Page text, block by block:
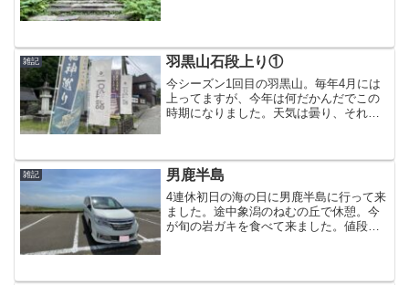
雑記 羽黒山石段上り①
今シーズン1回目の羽黒山。毎年4月には
上ってますが、今年は何だかんだでこの
時期になりました。天気は曇り、それで
40分ほどで山頂へ。出羽三山神社はスル
ーして、いつもの神社...
雑記 男鹿半島
4連休初日の海の日に男鹿半島に行って来
ました。途中象潟のねむの丘で休憩。今
が旬の岩ガキを食べて来ました。値段は1